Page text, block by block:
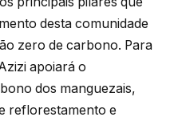
desta comunidade
zero de carbono. Para
apoiará o
dos manguezais,
reflorestamento e